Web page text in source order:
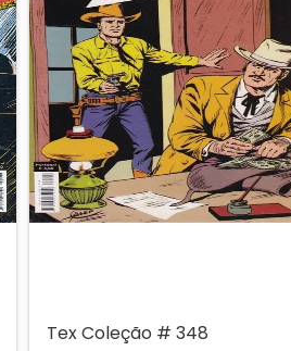
Tex Coleção # 348